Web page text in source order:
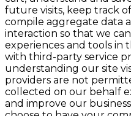
future visits, keep track
compile aggregate data
interaction so that we
experiences and tools in
with third-party service
understanding our site
providers are not
collected on our behalf
and improve our